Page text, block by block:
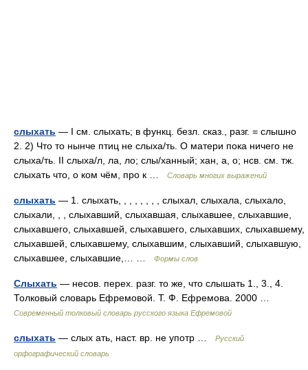
слыхать — I см. слыхать; в функц. безл. сказ., разг. = слышно
2. 2) Что то нынче птиц не слыха/ть. О матери пока ничего не
слыха/ть. II слыха/л, ла, ло; слы/ханный; хан, а, о; нсв. см. тж.
слыхать что, о ком чём, про к …
Словарь многих выражений
слыхать — 1. слыхать, , , , , , , , слыхал, слыхала, слыхало,
слыхали, , , слыхавший, слыхавшая, слыхавшее, слыхавшие,
слыхавшего, слыхавшей, слыхавшего, слыхавших, слыхавшему,
слыхавшей, слыхавшему, слыхавшим, слыхавший, слыхавшую,
слыхавшее, слыхавшие,… …
Формы слов
Слыхать — несов. перех. разг. то же, что слышать 1., 3., 4.
Толковый словарь Ефремовой. Т. Ф. Ефремова. 2000 …
Современный толковый словарь русского языка Ефремовой
слыхать — слых ать, наст. вр. не употр …
Русский
орфографический словарь